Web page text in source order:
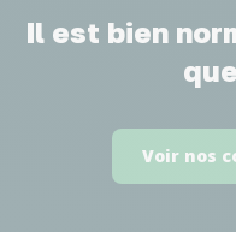
Il est bien
Voir nos